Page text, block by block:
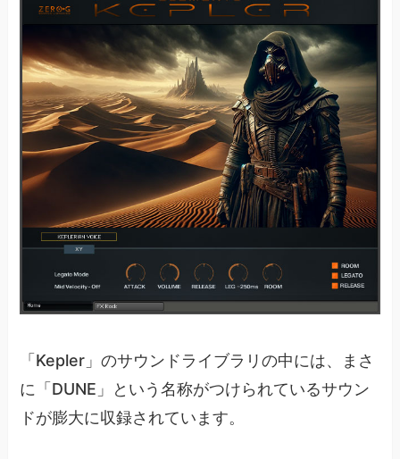
「Kepler」のサウンドライブラリの中には、まさ
に「DUNE」という名称がつけられているサウン
ドが膨大に収録されています。